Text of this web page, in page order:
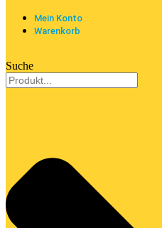
Mein Konto
Warenkorb
Suche